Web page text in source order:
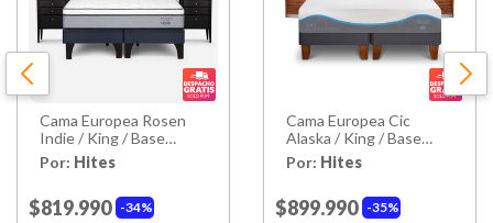
Alto Con Base
180 Cm
Largo
Cama Europea Rosen
Indie / King / Base
Dividida + Set De
Maderas Issey Grafito
Por: Hites
34%
$819.990
Cama Europea Cic
Alaska / King / Base
Dividida + Set De
Maderas
Por: Hites
35%
$899.990